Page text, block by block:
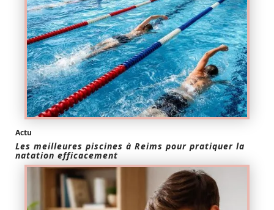
Actu
Les meilleures piscines à Reims pour pratiquer la
natation efficacement